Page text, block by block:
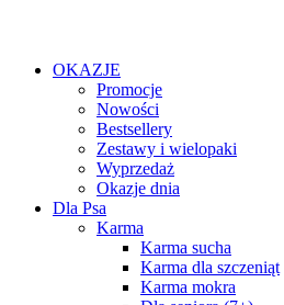
OKAZJE
Promocje
Nowości
Bestsellery
Zestawy i wielopaki
Wyprzedaż
Okazje dnia
Dla Psa
Karma
Karma sucha
Karma dla szczeniąt
Karma mokra